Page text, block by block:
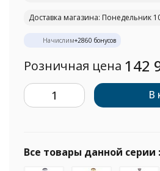
Доставка магазина: Понедельник 10
Начислим+2860 бонусов
Розничная цена 142
В
Все товары данной серии :